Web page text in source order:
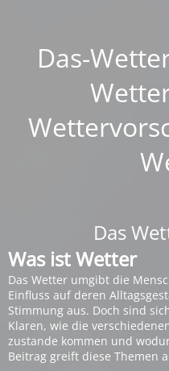
Das-
Das
Was ist Wetter
Das Wetter umgibt die
Einfluss auf deren
Stimmung aus. Doch sind
Klaren, wie die
zustande kommen und
Beitrag greift diese Themen